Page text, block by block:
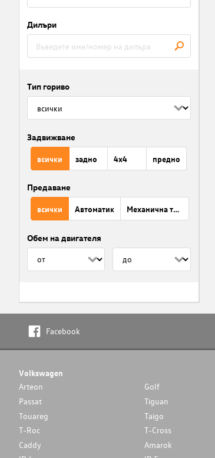
Дилъри
Тип гориво
Задвижване
всички задно 4x4 предно
Предаване
всички Автоматик Механична трансмисия
Обем на двигателя
Facebook
Volkswagen
Arteon
Golf
Passat
Tiguan
Touareg
Taigo
T-Roc
T-Cross
Caddy
Amarok